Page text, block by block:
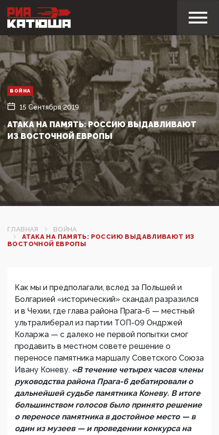
ВОЙНА
15 Сентября 2019
АТАКА НА ПАМЯТЬ: РОССИЮ ВЫДАВЛИВАЮТ
ИЗ ВОСТОЧНОЙ ЕВРОПЫ
ГЛАВНАЯ
ВОЙНА
АТАКА НА ПАМЯТЬ: РОССИЮ ВЫДАВЛИВАЮТ ИЗ
ВОСТОЧНОЙ ЕВРОПЫ
Как мы и предполагали, вслед за Польшей и
Болгарией «исторический» скандал разразился
и в Чехии, где глава района Прага-6 — местный
ультралиберал из партии ТОП-09 Ондржей
Коларжа — с далеко не первой попытки смог
продавить в местном совете решение о
переносе памятника маршалу Советского Союза
Ивану Коневу. «В течение четырех часов члены
руководства района Прага-6 дебатировали о
дальнейшей судьбе памятника Коневу. В итоге
большинством голосов было принято решение
о переносе памятника в достойное место — в
один из музеев — и проведении конкурса на